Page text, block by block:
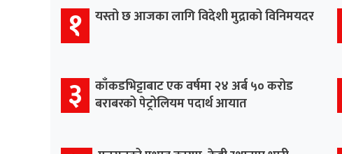
१ यस्तो छ आजका लागि विदेशी मुद्राको विनिमयदर
३ काँकडभिट्टाबाट एक वर्षमा २४ अर्ब ५० करोड
बराबरको पेट्रोलियम पदार्थ आयात